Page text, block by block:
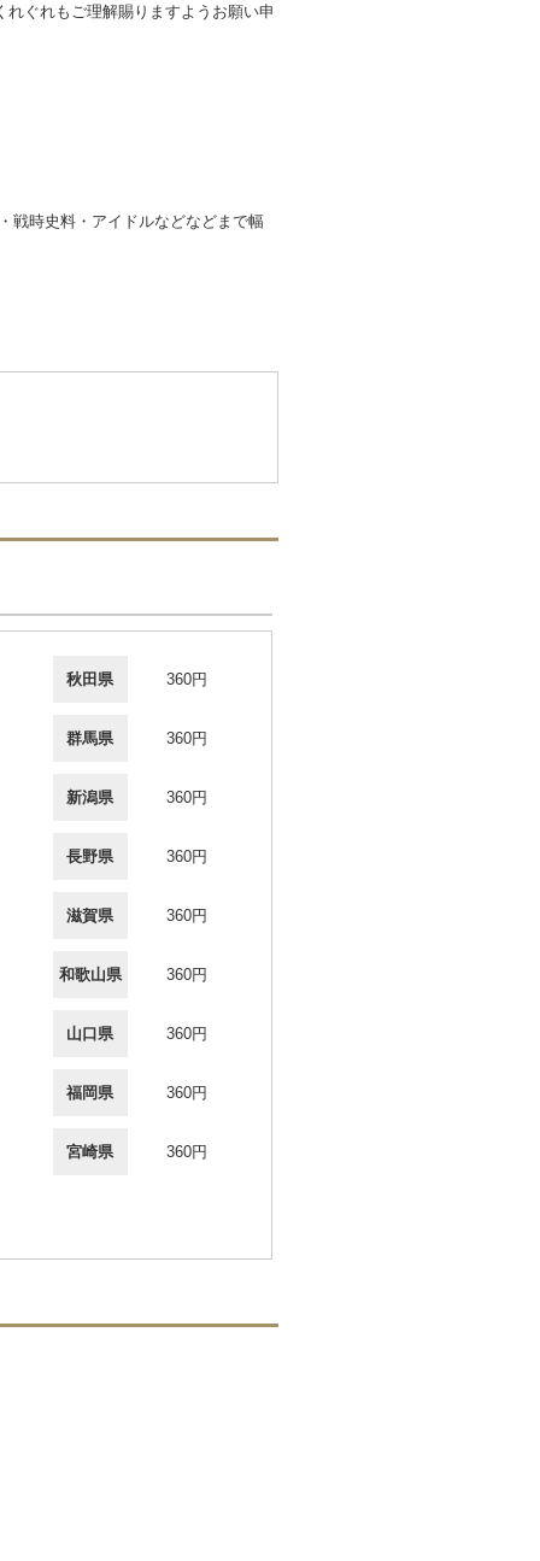
ぐれもご理解賜りますようお願い申
戦時史料・アイドルなどなどまで幅
秋田県 360円
群馬県 360円
新潟県 360円
長野県 360円
滋賀県 360円
和歌山県 360円
山口県 360円
福岡県 360円
宮崎県 360円